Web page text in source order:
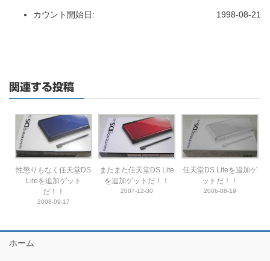
1998-08-21
カウント開始日:
関連する投稿
性懲りもなく任天堂DS
Liteを追加ゲット
だ！！
2008-09-17
またまた任天堂DS Lite
を追加ゲットだ！！
2007-12-30
任天堂DS Liteを追加ゲ
ットだ！！
2006-08-19
ホーム